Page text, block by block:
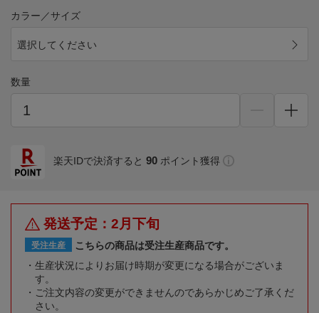
カラー／サイズ
選択してください
数量
楽天IDで決済すると 90 ポイント獲得
発送予定：2月下旬
受注生産
こちらの商品は受注生産商品です。
生産状況によりお届け時期が変更になる場合がございま
す。
ご注文内容の変更ができませんのであらかじめご了承くだ
さい。